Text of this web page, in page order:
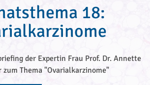
18:
der Expertin Frau Prof. Dr. Annette
zum Thema "Ovarialkarzinome"